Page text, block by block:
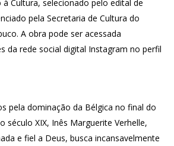
Cultura, selecionado pelo edital de
pela Secretaria de Cultura do
A obra pode ser acessada
da rede social digital Instagram no perfil
pela dominação da Bélgica no final do
século XIX, Inês Marguerite Verhelle,
e fiel a Deus, busca incansavelmente